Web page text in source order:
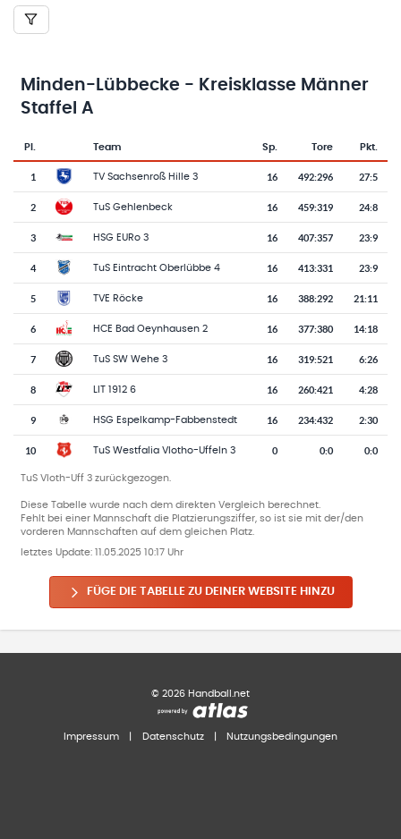
Minden-Lübbecke - Kreisklasse Männer
Staffel A
Tabelle mit Vereinsplatzierungen, Spielen, Toren und Punkten
Pl.
Team-Logo
Team Sp. Tore Pkt.
1 TV Sachsenroß Hille 3 16 492:296 27:5
2 TuS Gehlenbeck 16 459:319 24:8
3 HSG EURo 3 16 407:357 23:9
4 TuS Eintracht Oberlübbe 4 16 413:331 23:9
5 TVE Röcke 16 388:292 21:11
6 HCE Bad Oeynhausen 2 16 377:380 14:18
7 TuS SW Wehe 3 16 319:521 6:26
8 LIT 1912 6 16 260:421 4:28
9 HSG Espelkamp-Fabbenstedt 16 234:432 2:30
10 TuS Westfalia Vlotho-Uffeln 3 0 0:0 0:0
TuS Vloth-Uff 3 zurückgezogen.
Diese Tabelle wurde nach dem direkten Vergleich berechnet.
Fehlt bei einer Mannschaft die Platzierungsziffer, so ist sie mit der/den
vorderen Mannschaften auf dem gleichen Platz.
letztes Update: 11.05.2025 10:17 Uhr
FÜGE DIE TABELLE ZU DEINER WEBSITE HINZU
© 2026 Handball.net
Impressum Datenschutz Nutzungsbedingungen